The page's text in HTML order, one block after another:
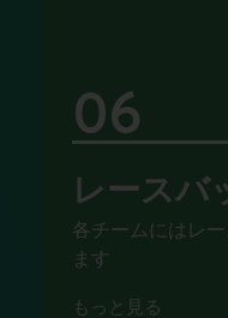
06
レースバ
各チームにはレ
ます
もっと見る